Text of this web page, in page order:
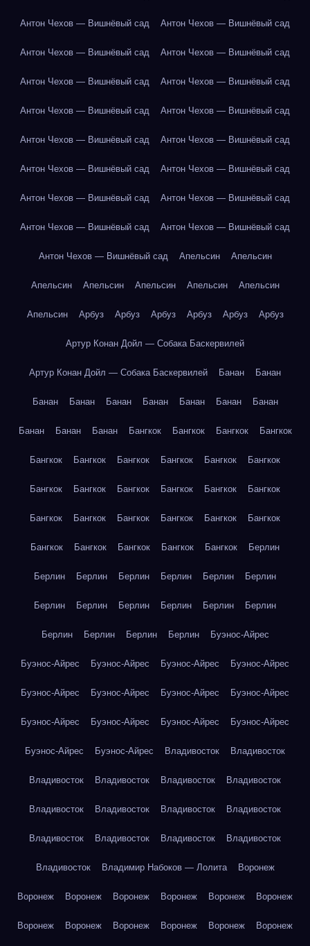
Антон Чехов — Вишнёвый сад Антон Чехов — Вишнёвый сад
Антон Чехов — Вишнёвый сад Антон Чехов — Вишнёвый сад
Антон Чехов — Вишнёвый сад Антон Чехов — Вишнёвый сад
Антон Чехов — Вишнёвый сад Антон Чехов — Вишнёвый сад
Антон Чехов — Вишнёвый сад Антон Чехов — Вишнёвый сад
Антон Чехов — Вишнёвый сад Антон Чехов — Вишнёвый сад
Антон Чехов — Вишнёвый сад Антон Чехов — Вишнёвый сад
Антон Чехов — Вишнёвый сад Антон Чехов — Вишнёвый сад
Антон Чехов — Вишнёвый сад Апельсин Апельсин
Апельсин Апельсин Апельсин Апельсин Апельсин
Апельсин Арбуз Арбуз Арбуз Арбуз Арбуз Арбуз
Артур Конан Дойл — Собака Баскервилей
Артур Конан Дойл — Собака Баскервилей Банан Банан
Банан Банан Банан Банан Банан Банан Банан
Банан Банан Банан Бангкок Бангкок Бангкок Бангкок
Бангкок Бангкок Бангкок Бангкок Бангкок Бангкок
Бангкок Бангкок Бангкок Бангкок Бангкок Бангкок
Бангкок Бангкок Бангкок Бангкок Бангкок Бангкок
Бангкок Бангкок Бангкок Бангкок Бангкок Берлин
Берлин Берлин Берлин Берлин Берлин Берлин
Берлин Берлин Берлин Берлин Берлин Берлин
Берлин Берлин Берлин Берлин Буэнос-Айрес
Буэнос-Айрес Буэнос-Айрес Буэнос-Айрес Буэнос-Айрес
Буэнос-Айрес Буэнос-Айрес Буэнос-Айрес Буэнос-Айрес
Буэнос-Айрес Буэнос-Айрес Буэнос-Айрес Буэнос-Айрес
Буэнос-Айрес Буэнос-Айрес Владивосток Владивосток
Владивосток Владивосток Владивосток Владивосток
Владивосток Владивосток Владивосток Владивосток
Владивосток Владивосток Владивосток Владивосток
Владивосток Владимир Набоков — Лолита Воронеж
Воронеж Воронеж Воронеж Воронеж Воронеж Воронеж
Воронеж Воронеж Воронеж Воронеж Воронеж Воронеж